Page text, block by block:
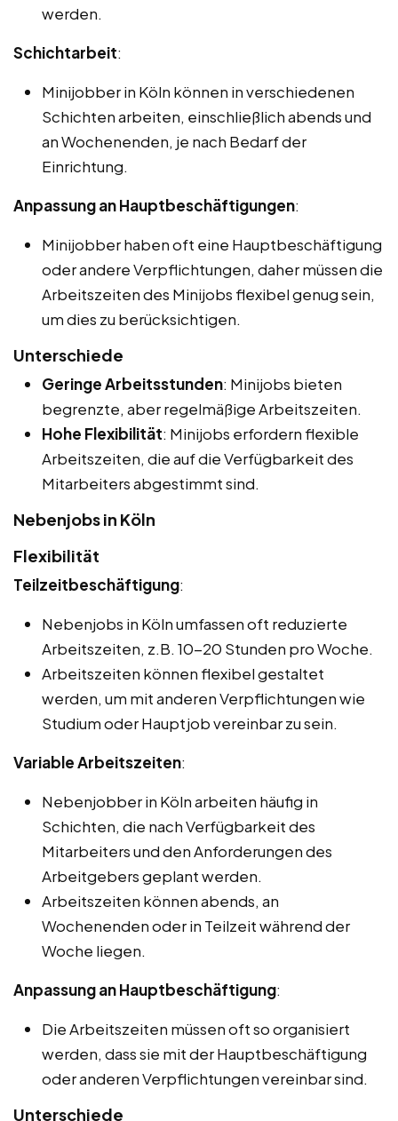
werden.
Schichtarbeit:
Minijobber in Köln können in verschiedenen
Schichten arbeiten, einschließlich abends und
an Wochenenden, je nach Bedarf der
Einrichtung.
Anpassung an Hauptbeschäftigungen:
Minijobber haben oft eine Hauptbeschäftigung
oder andere Verpflichtungen, daher müssen die
Arbeitszeiten des Minijobs flexibel genug sein,
um dies zu berücksichtigen.
Unterschiede
Geringe Arbeitsstunden: Minijobs bieten
begrenzte, aber regelmäßige Arbeitszeiten.
Hohe Flexibilität: Minijobs erfordern flexible
Arbeitszeiten, die auf die Verfügbarkeit des
Mitarbeiters abgestimmt sind.
Nebenjobs in Köln
Flexibilität
Teilzeitbeschäftigung:
Nebenjobs in Köln umfassen oft reduzierte
Arbeitszeiten, z.B. 10-20 Stunden pro Woche.
Arbeitszeiten können flexibel gestaltet
werden, um mit anderen Verpflichtungen wie
Studium oder Hauptjob vereinbar zu sein.
Variable Arbeitszeiten:
Nebenjobber in Köln arbeiten häufig in
Schichten, die nach Verfügbarkeit des
Mitarbeiters und den Anforderungen des
Arbeitgebers geplant werden.
Arbeitszeiten können abends, an
Wochenenden oder in Teilzeit während der
Woche liegen.
Anpassung an Hauptbeschäftigung:
Die Arbeitszeiten müssen oft so organisiert
werden, dass sie mit der Hauptbeschäftigung
oder anderen Verpflichtungen vereinbar sind.
Unterschiede